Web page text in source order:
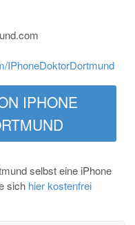
IPhoneDoktorDortmund
IPHONE
selbst eine iPhone
sich hier kostenfrei